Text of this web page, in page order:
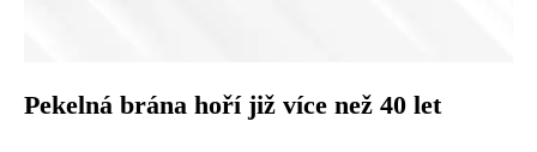
Pekelná brána hoří již více než 40 let